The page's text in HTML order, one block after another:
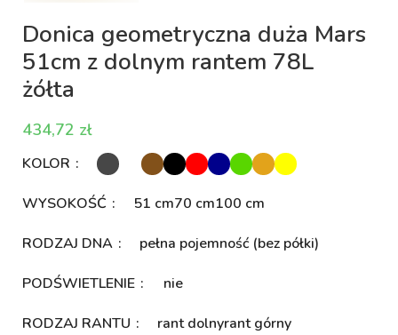
Donica geometryczna duża Mars
51cm z dolnym rantem 78L
żółta
zł
KOLOR
WYSOKOŚĆ 51 cm70 cm100 cm
RODZAJ DNA pełna pojemność (bez półki)
PODŚWIETLENIE nie
RODZAJ RANTU rant dolnyrant górny